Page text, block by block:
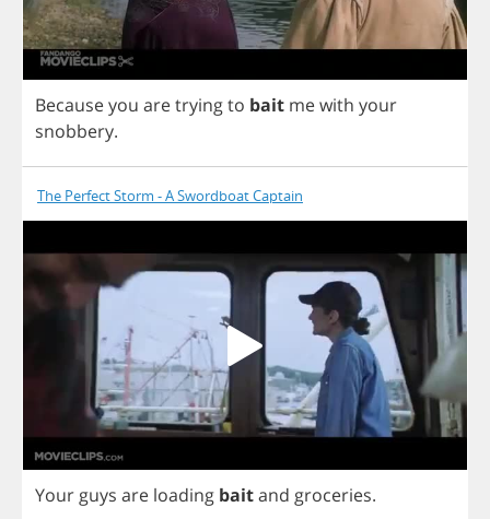
Becauseyou aretryingto bait mewith your
snobbery.
The Perfect Storm - A Swordboat Captain
Your guys are loading baitand groceries.